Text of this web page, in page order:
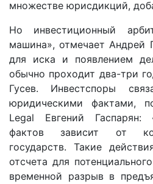
множестве юрисдикций,
Но инвестиционный
машина», отмечает Андрей
для иска и появлением
обычно проходит два-три
Гусев. Инвестспоры
юридическими фактами,
Legal Евгений Гаспарян:
фактов зависит от
государств. Такие
отсчета для
временной разрыв в